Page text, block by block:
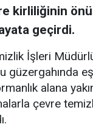
kirliliğinin
geçirdi.
İşleri
alana
çevre